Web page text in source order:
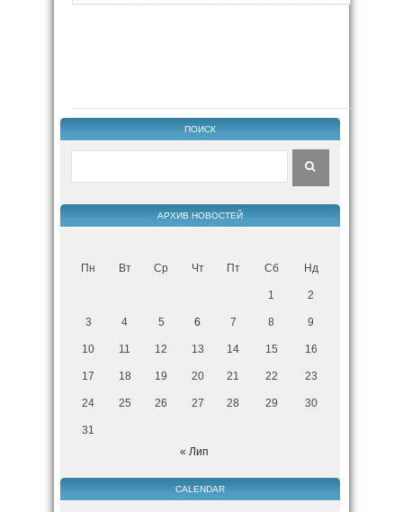
ПОИСК
АРХИВ НОВОСТЕЙ
Пн Вт Ср Чт Пт Сб Нд
1 2
3 4 5 6 7 8 9
10 11 12 13 14 15 16
17 18 19 20 21 22 23
24 25 26 27 28 29 30
31
« Лип
CALENDAR